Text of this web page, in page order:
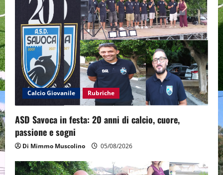
a
n
Calcio Giovanile Rubriche
ASD Savoca in festa: 20 anni di calcio, cuore,
passione e sogni
Di Mimmo Muscolino 05/08/2026